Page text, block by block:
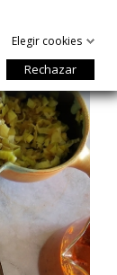
Elegir cookies
Rechazar